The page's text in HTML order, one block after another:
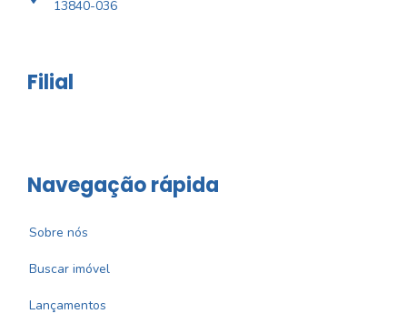
13840-036
Filial
Navegação rápida
Sobre nós
Buscar imóvel
Lançamentos